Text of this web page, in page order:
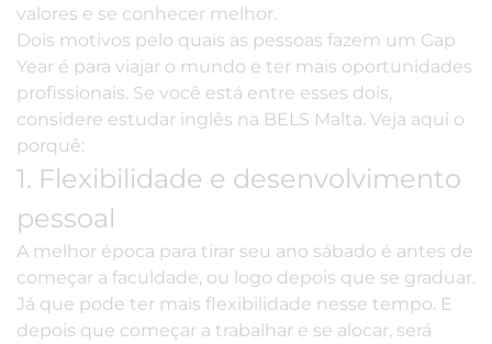
valores e se conhecer melhor.
Dois motivos pelo quais as pessoas fazem um Gap
Year é para viajar o mundo e ter mais oportunidades
profissionais. Se você está entre esses dois,
considere estudar inglês na BELS Malta. Veja aqui o
porquê:
1. Flexibilidade e desenvolvimento
pessoal
A melhor época para tirar seu ano sábado é antes de
começar a faculdade, ou logo depois que se graduar.
Já que pode ter mais flexibilidade nesse tempo. E
depois que começar a trabalhar e se alocar, será